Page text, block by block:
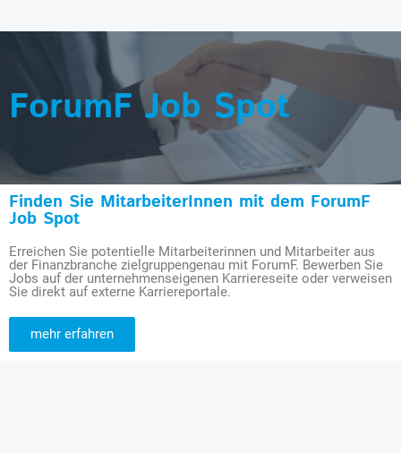
ForumF Job Spot
Finden Sie MitarbeiterInnen mit dem ForumF
Job Spot
Erreichen Sie potentielle Mitarbeiterinnen und Mitarbeiter aus
der Finanzbranche zielgruppengenau mit ForumF. Bewerben Sie
Jobs auf der unternehmenseigenen Karriereseite oder verweisen
Sie direkt auf externe Karriereportale.
mehr erfahren